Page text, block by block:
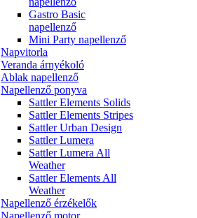
Gastro Basic
napellenző
Mini Party napellenző
Napvitorla
Veranda árnyékoló
Ablak napellenző
Napellenző ponyva
Sattler Elements Solids
Sattler Elements Stripes
Sattler Urban Design
Sattler Lumera
Sattler Lumera All
Weather
Sattler Elements All
Weather
Napellenző érzékelők
Napellenző motor